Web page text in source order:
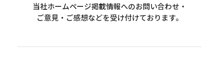
当社ホームページ掲載情報へのお問い合わせ・
ご意見・ご感想などを受け付けております。